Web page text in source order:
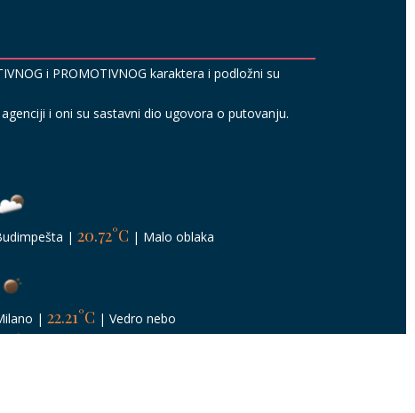
i PROMOTIVNOG karaktera i podložni su
i oni su sastavni dio ugovora o putovanju.
| 20.72°C | Malo oblaka
| 22.21°C | Vedro nebo